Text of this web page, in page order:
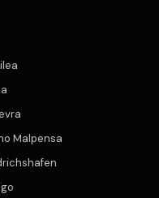
Malpensa